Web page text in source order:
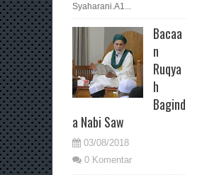
Syaharani.A1...
Bacaa
n
Ruqya
h
Bagind
a Nabi Saw
03/08/2018
0 Komentar